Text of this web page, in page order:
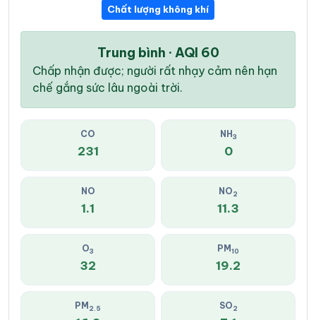
Chất lượng không khí
Trung bình · AQI 60
Chấp nhận được; người rất nhạy cảm nên hạn
chế gắng sức lâu ngoài trời.
CO
231
NH 3
0
NO
1.1
NO2
11.3
O3
32
PM 10
19.2
PM 2.5 SO2